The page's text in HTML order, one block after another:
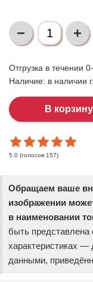
Отгрузка в течении
Наличие: в наличии
5.0 (голосов 157)
Обращаем ваше
изображении
в наименовании
быть представлена
характеристиках —
данными,